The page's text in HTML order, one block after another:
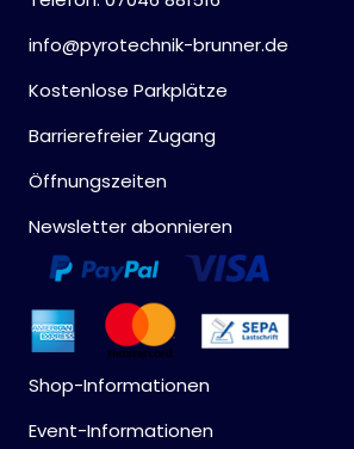
info@pyrotechnik-brunner.de
Kostenlose Parkplätze
Barrierefreier Zugang
Öffnungszeiten
Newsletter abonnieren
Shop-Informationen
Event-Informationen